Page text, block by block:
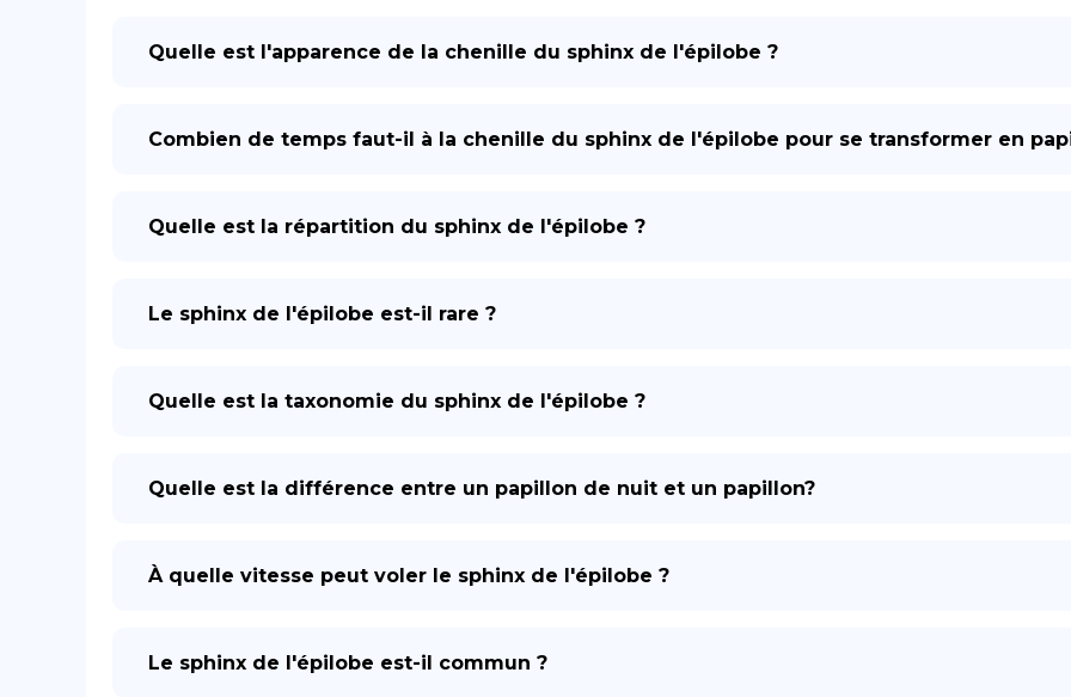
Quelle est l'apparence de la chenille du sphinx de l'épilobe ?
Combien de temps faut-il à la chenille du sphinx de l'épilobe pour se transformer en
Quelle est la répartition du sphinx de l'épilobe ?
Le sphinx de l'épilobe est-il rare ?
Quelle est la taxonomie du sphinx de l'épilobe ?
Quelle est la différence entre un papillon de nuit et un papillon?
À quelle vitesse peut voler le sphinx de l'épilobe ?
Le sphinx de l'épilobe est-il commun ?